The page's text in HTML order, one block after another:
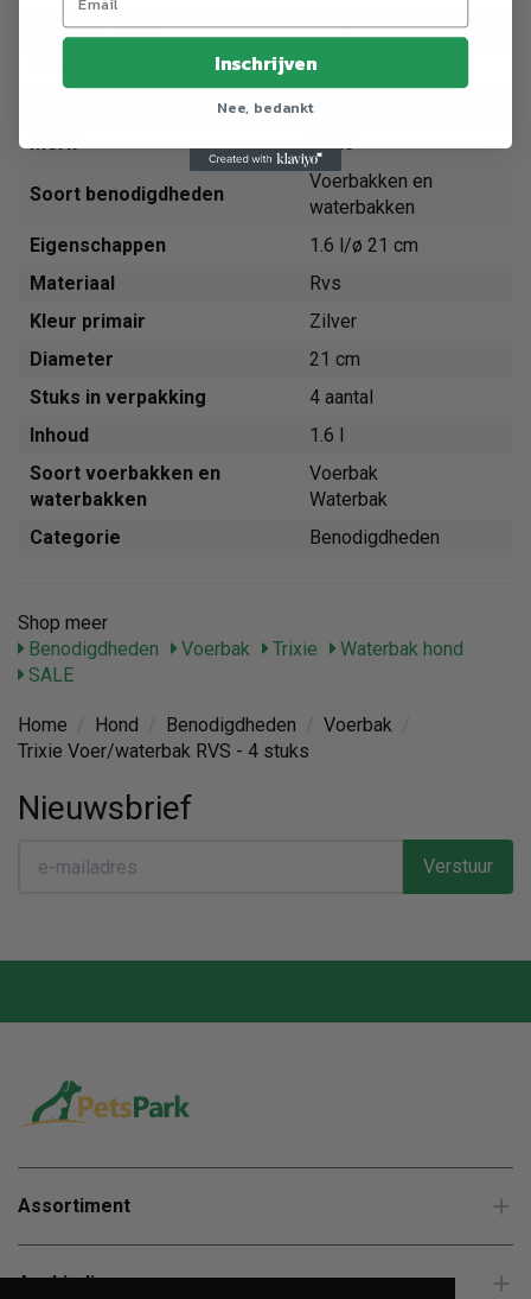
Artikelnummer
24754
4011905247540
Hond
Merk
Trixie
Soort benodigdheden
Voerbakken en
waterbakken
Eigenschappen
1.6 l/ø 21 cm
Materiaal
Rvs
Kleur primair
Zilver
Diameter
21 cm
Stuks in verpakking
4 aantal
Inhoud
1.6 l
Soort voerbakken en
waterbakken
Voerbak
Waterbak
Categorie
Benodigdheden
Shop meer
Benodigdheden
Voerbak Trixie
Waterbak hond
SALE
Home Hond Benodigdheden Voerbak
Trixie Voer/waterbak RVS - 4 stuks
Nieuwsbrief
Verstuur
Assortiment
Aanbiedingen
Inschrijven
Nee, bedankt